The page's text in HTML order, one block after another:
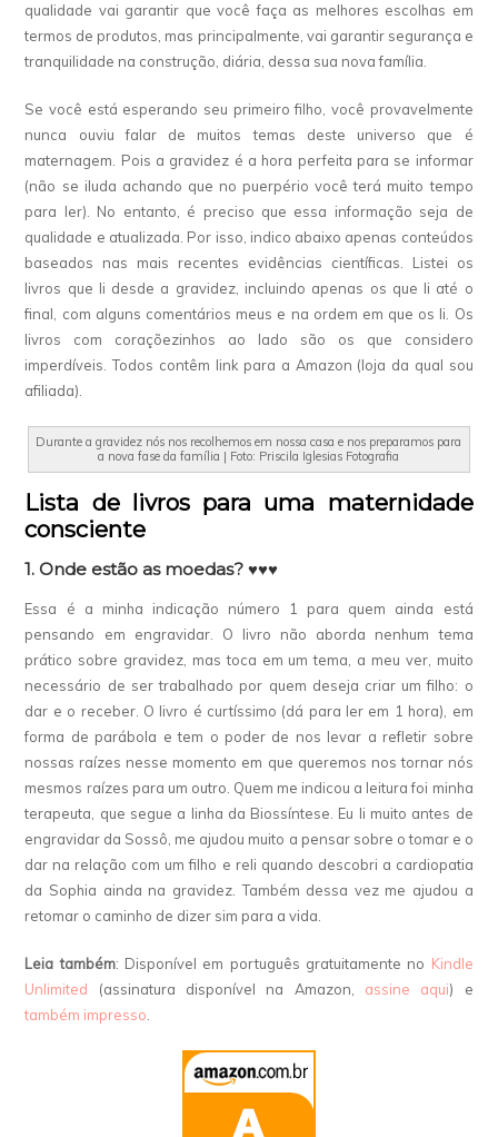
qualidade vai garantir que você faça as melhores escolhas em
termos de produtos, mas principalmente, vai garantir segurança e
tranquilidade na construção, diária, dessa sua nova família.
Se você está esperando seu primeiro filho, você provavelmente
nunca ouviu falar de muitos temas deste universo que é
maternagem. Pois a gravidez é a hora perfeita para se informar
(não se iluda achando que no puerpério você terá muito tempo
para ler). No entanto, é preciso que essa informação seja de
qualidade e atualizada. Por isso, indico abaixo apenas conteúdos
baseados nas mais recentes evidências científicas. Listei os
livros que li desde a gravidez, incluindo apenas os que li até o
final, com alguns comentários meus e na ordem em que os li. Os
livros com coraçõezinhos ao lado são os que considero
imperdíveis. Todos contêm link para a Amazon (loja da qual sou
afiliada).
Durante a gravidez nós nos recolhemos em nossa casa e nos preparamos para
a nova fase da família | Foto: Priscila Iglesias Fotografia
Lista de livros para uma maternidade
consciente
1. Onde estão as moedas? ♥♥♥
Essa é a minha indicação número 1 para quem ainda está
pensando em engravidar. O livro não aborda nenhum tema
prático sobre gravidez, mas toca em um tema, a meu ver, muito
necessário de ser trabalhado por quem deseja criar um filho: o
dar e o receber. O livro é curtíssimo (dá para ler em 1 hora), em
forma de parábola e tem o poder de nos levar a refletir sobre
nossas raízes nesse momento em que queremos nos tornar nós
mesmos raízes para um outro. Quem me indicou a leitura foi minha
terapeuta, que segue a linha da Biossíntese. Eu li muito antes de
engravidar da Sossô, me ajudou muito a pensar sobre o tomar e o
dar na relação com um filho e reli quando descobri a cardiopatia
da Sophia ainda na gravidez. Também dessa vez me ajudou a
retomar o caminho de dizer sim para a vida.
Leia também: Disponível em português gratuitamente no Kindle
Unlimited (assinatura disponível na Amazon, assine aqui) e
também impresso